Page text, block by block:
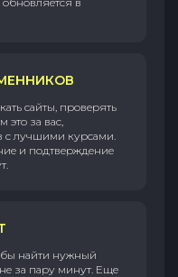
сайты, проверять
это за вас,
с лучшими курсами.
и подтверждение
найти нужный
за пару минут. Еще